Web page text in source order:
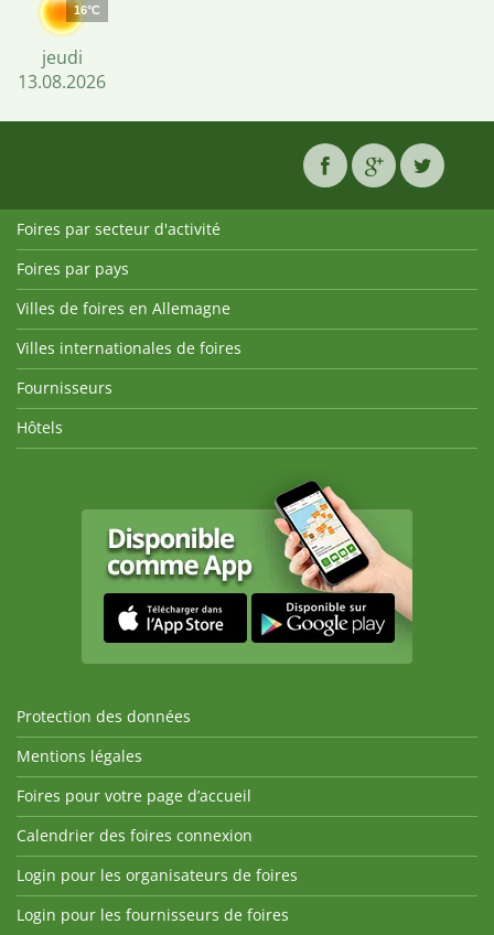
16°C
jeudi
13.08.2026
Foires par secteur d'activité
Foires par pays
Villes de foires en Allemagne
Villes internationales de foires
Fournisseurs
Hôtels
Protection des données
Mentions légales
Foires pour votre page d’accueil
Calendrier des foires connexion
Login pour les organisateurs de foires
Login pour les fournisseurs de foires